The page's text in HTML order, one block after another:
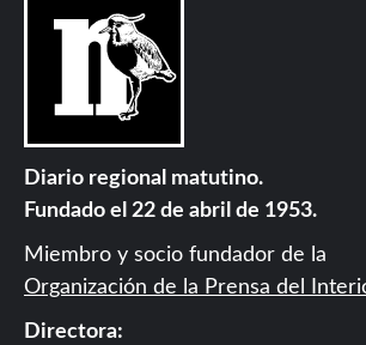
Diario regional matutino.
Fundado el 22 de abril de 1953.
Miembro y socio fundador de la
Organización de la Prensa del
Directora: